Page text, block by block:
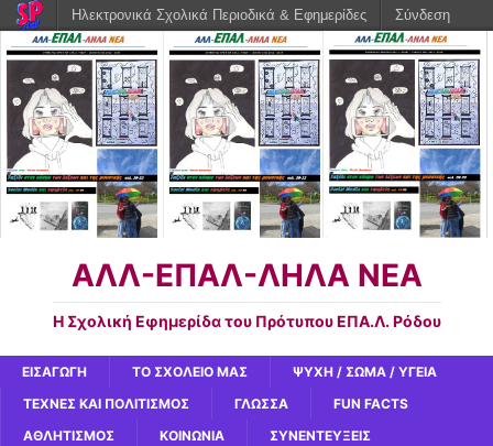
ΑΛΛ-ΕΠΑΛ-ΛΗΛΑ ΝΕΑ
Η Σχολική Εφημερίδα του Πρότυπου ΕΠΑ.Λ. Ρόδου
ΕΙΣΑΓΩΓΗ ΤΟ ΣΧΟΛΕΙΟ ΜΑΣ
ΨΥΧΗ / ΣΩΜΑ / ΥΓΕΙΑ
ΤΕΧΝΕΣ ΚΑΙ ΠΟΛΙΤΙΣΜΟΣ
ΓΛΩΣΣΑ
FUN FACTS
ΑΘΛΗΤΙΣΜΟΣ
ΚΟΙΝΩΝΙΑ
ΣΥΝΕΝΤΕΥΞΕΙΣ
Ηλεκτρονικά Σχολικά Περιοδικά & Εφημερίδες Σύνδεση